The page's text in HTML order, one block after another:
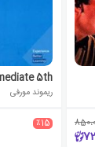
ریموند مورفی
٪15